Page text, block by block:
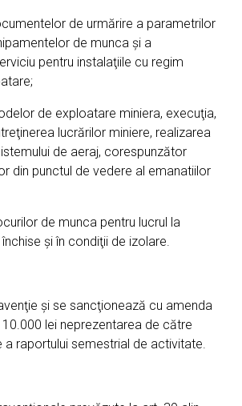
de urmărire a parametrilor
de munca şi a
pentru instalaţiile cu regim
de exploatare miniera, execuţia,
lucrărilor miniere, realizarea
de aeraj, corespunzător
din punctul de vedere al emanatiilor
de munca pentru lucrul la
şi în condiţii de izolare.
şi se sancţionează cu amenda
lei neprezentarea de către
a raportului semestrial de activitate.